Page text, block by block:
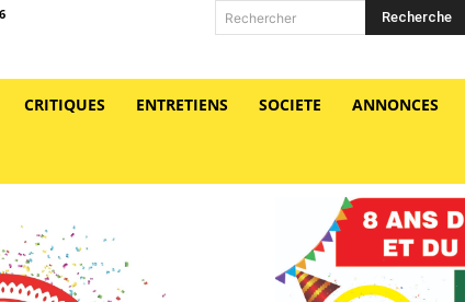
Rechercher Recherche
CRITIQUES ENTRETIENS SOCIETE ANNONCES